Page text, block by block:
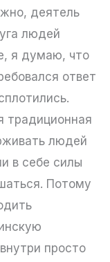
деятель
людей
я думаю, что
ответ
традиционная
людей
в себе силы
Потому
просто